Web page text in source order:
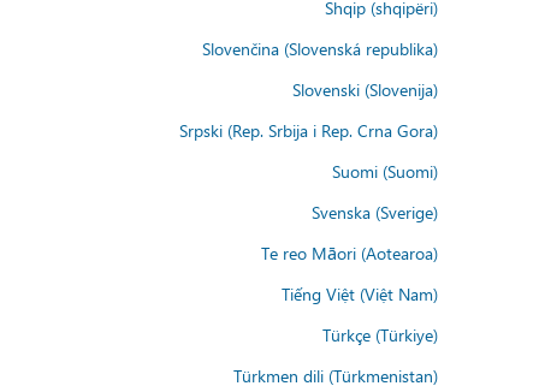
Shqip (shqipëri)
Slovenčina (Slovenská republika)
Slovenski (Slovenija)
Srpski (Rep. Srbija i Rep. Crna Gora)
Suomi (Suomi)
Svenska (Sverige)
Te reo Māori (Aotearoa)
Tiếng Việt (Việt Nam)
Türkçe (Türkiye)
Türkmen dili (Türkmenistan)